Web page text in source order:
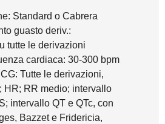
Standard o Cabrera
guasto deriv.:
tutte le derivazioni
cardiaca: 30-300 bpm
Tutte le derivazioni,
HR; RR medio; intervallo
intervallo QT e QTc, con
Bazzet e Fridericia,